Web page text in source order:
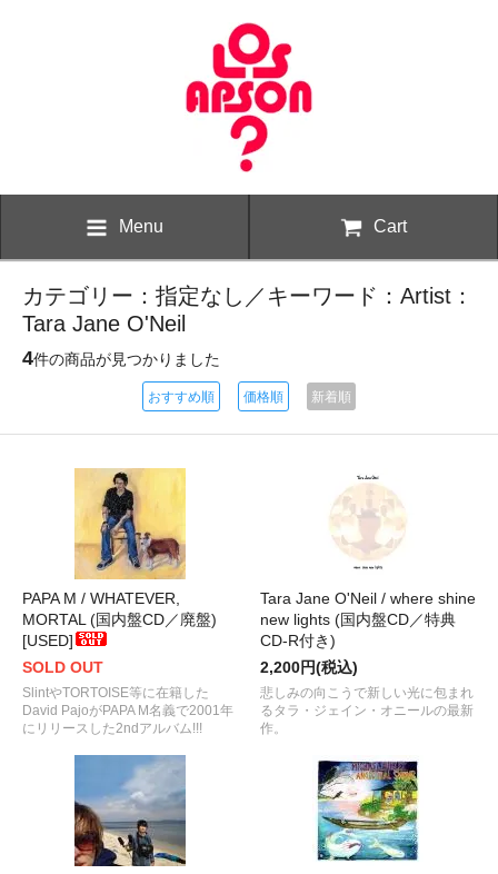
Menu Cart
カテゴリー：指定なし／キーワード：Artist：
Tara Jane O'Neil
4件の商品が見つかりました
おすすめ順 価格順 新着順
PAPA M / WHATEVER,
MORTAL (国内盤CD／廃盤)
[USED]
SOLD OUT
SlintやTORTOISE等に在籍した
David PajoがPAPA M名義で2001年
にリリースした2ndアルバム!!!
Tara Jane O'Neil / where shine
new lights (国内盤CD／特典
CD-R付き)
2,200円(税込)
悲しみの向こうで新しい光に包まれ
るタラ・ジェイン・オニールの最新
作。